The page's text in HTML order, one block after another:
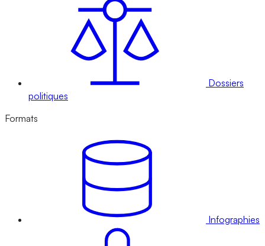
Dossiers
politiques
Formats
Infographies